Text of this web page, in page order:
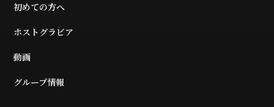
初めての方へ
ホストグラビア
動画
グループ情報